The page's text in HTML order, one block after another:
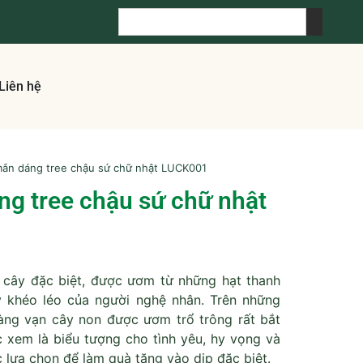
hệ
dáng tree chậu sứ chữ nhật LUCK001
tree chậu sứ chữ nhật
đặc biệt, được ươm từ những hạt thanh
léo của người nghệ nhân. Trên những
vạn cây non được ươm trổ trông rất bắt
là biểu tượng cho tình yêu, hy vọng và
chọn để làm quà tặng vào dịp đặc biệt.